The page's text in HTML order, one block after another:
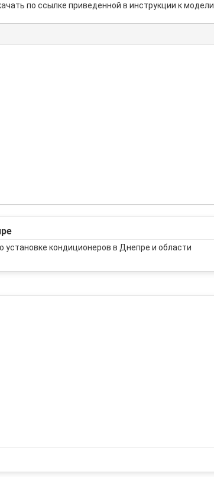
по ссылке приведенной в инструкции к модели.
кондиционеров в Днепре и области